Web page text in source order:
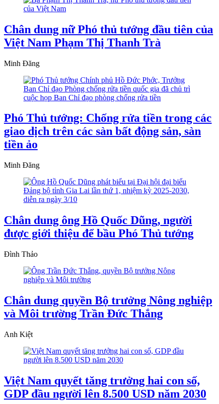
Chân dung nữ Phó thủ tướng đầu tiên của
Việt Nam Phạm Thị Thanh Trà
Minh Đăng
Phó Thủ tướng: Chống rửa tiền trong các
giao dịch trên các sàn bất động sản, sàn
tiền ảo
Minh Đăng
Chân dung ông Hồ Quốc Dũng, người
được giới thiệu để bầu Phó Thủ tướng
Đình Thảo
Chân dung quyền Bộ trưởng Nông nghiệp
và Môi trường Trần Đức Thắng
Anh Kiệt
Việt Nam quyết tăng trưởng hai con số,
GDP đầu người lên 8.500 USD năm 2030